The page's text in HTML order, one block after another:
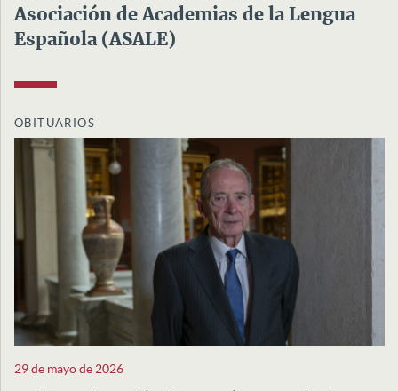
Asociación de Academias de la Lengua
Española (ASALE)
OBITUARIOS
29 de mayo de 2026